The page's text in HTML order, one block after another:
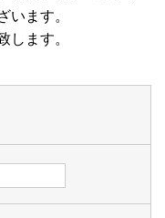
います。
します。